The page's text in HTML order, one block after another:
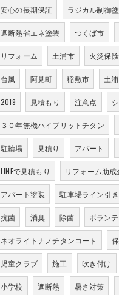
安心の長期保証 ラジカル制御
遮断熱省エネ塗装 つくば市
リフォーム 土浦市 火災保険
台風 阿見町 稲敷市 土
2019 見積もり 注意点
３０年無機ハイブリットチタン
駐輪場 見積り アパート
LINEで見積もり リフォーム助成
アパート塗装 駐車場ライン引
抗菌 消臭 除菌 ボラン
ネオライトナノチタンコート
児童クラブ 施工 吹き付け
小学校 遮断熱 暑さ対策